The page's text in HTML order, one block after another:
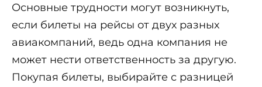
Основные трудности могут возникнуть,
если билеты на рейсы от двух разных
авиакомпаний, ведь одна компания не
может нести ответственность за другую.
Покупая билеты, выбирайте с разницей